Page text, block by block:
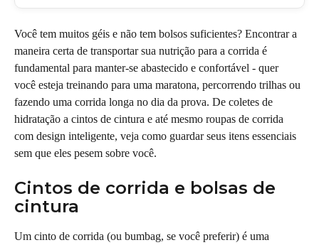
Você tem muitos géis e não tem bolsos suficientes? Encontrar a
maneira certa de transportar sua nutrição para a corrida é
fundamental para manter-se abastecido e confortável - quer
você esteja treinando para uma maratona, percorrendo trilhas ou
fazendo uma corrida longa no dia da prova. De coletes de
hidratação a cintos de cintura e até mesmo roupas de corrida
com design inteligente, veja como guardar seus itens essenciais
sem que eles pesem sobre você.
Cintos de corrida e bolsas de
cintura
Um cinto de corrida (ou bumbag, se você preferir) é uma